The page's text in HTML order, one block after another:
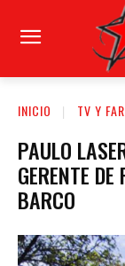
INICIO TV Y
PAULO
GERENTE
BARCO